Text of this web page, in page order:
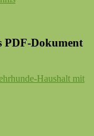
PDF-Dokument
Haushalt mit